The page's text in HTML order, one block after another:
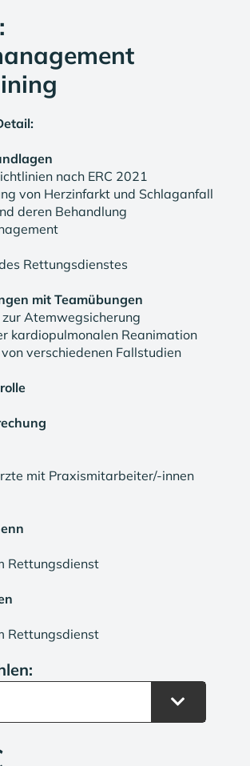
nach ERC 2021
von Herzinfarkt und Schlaganfall
deren Behandlung
Rettungsdienstes
mit Teamübungen
Atemwegsicherung
kardiopulmonalen Reanimation
verschiedenen Fallstudien
mit Praxismitarbeiter/-innen
Rettungsdienst
Rettungsdienst